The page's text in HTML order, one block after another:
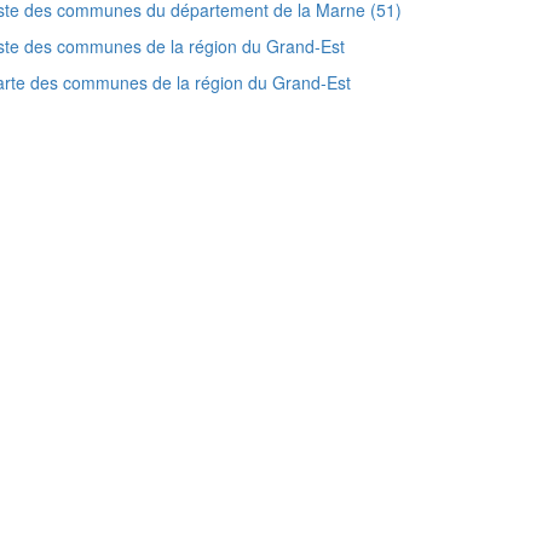
des communes du département de la Marne (51)
des communes de la région du Grand-Est
des communes de la région du Grand-Est